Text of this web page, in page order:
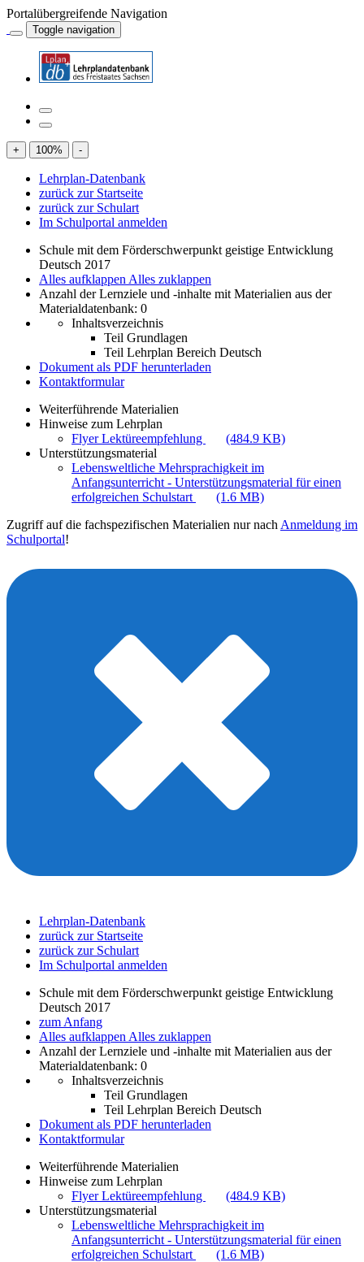
Portalübergreifende Navigation
Toggle navigation
+ 100% -
Lehrplan-Datenbank
zurück zur Startseite
zurück zur Schulart
Im Schulportal anmelden
Schule mit dem Förderschwerpunkt geistige Entwicklung
Deutsch 2017
Alles aufklappen Alles zuklappen
Anzahl der Lernziele und -inhalte mit Materialien aus der
Materialdatenbank: 0
Inhaltsverzeichnis
Teil Grundlagen
Teil Lehrplan Bereich Deutsch
Dokument als PDF herunterladen
Kontaktformular
Weiterführende Materialien
Hinweise zum Lehrplan
Flyer Lektüreempfehlung
(484.9 KB)
Unterstützungsmaterial
Lebensweltliche Mehrsprachigkeit im
Anfangsunterricht - Unterstützungsmaterial für einen
erfolgreichen Schulstart
(1.6 MB)
Zugriff auf die fachspezifischen Materialien nur nach Anmeldung im
Schulportal!
Lehrplan-Datenbank
zurück zur Startseite
zurück zur Schulart
Im Schulportal anmelden
Schule mit dem Förderschwerpunkt geistige Entwicklung
Deutsch 2017
zum Anfang
Alles aufklappen Alles zuklappen
Anzahl der Lernziele und -inhalte mit Materialien aus der
Materialdatenbank: 0
Inhaltsverzeichnis
Teil Grundlagen
Teil Lehrplan Bereich Deutsch
Dokument als PDF herunterladen
Kontaktformular
Weiterführende Materialien
Hinweise zum Lehrplan
Flyer Lektüreempfehlung
(484.9 KB)
Unterstützungsmaterial
Lebensweltliche Mehrsprachigkeit im
Anfangsunterricht - Unterstützungsmaterial für einen
erfolgreichen Schulstart
(1.6 MB)